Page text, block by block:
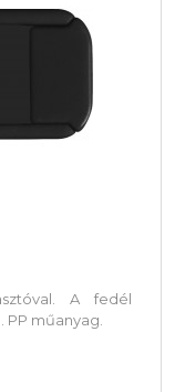
A fedél
műanyag.